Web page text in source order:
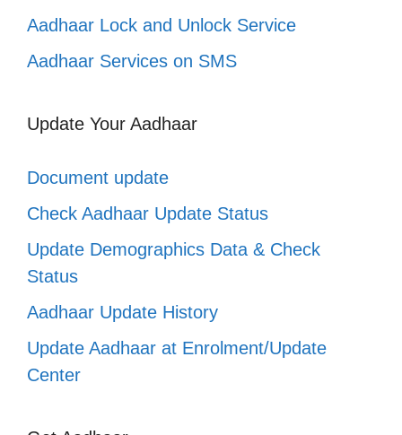
Aadhaar Lock and Unlock Service
Aadhaar Services on SMS
Update Your Aadhaar
Document update
Check Aadhaar Update Status
Update Demographics Data & Check
Status
Aadhaar Update History
Update Aadhaar at Enrolment/Update
Center